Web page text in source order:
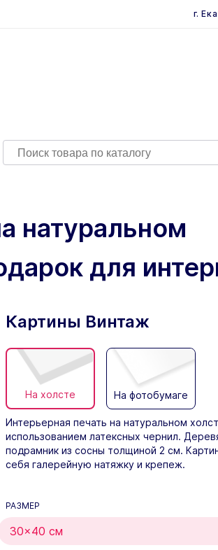
г.
натуральном
для
Картины Винтаж
На холсте На фотобумаге
Интерьерная печать на натуральном
использованием латексных чернил.
подрамник из сосны толщиной 2 см.
себя галерейную натяжку и крепеж.
РАЗМЕР
30×40 см